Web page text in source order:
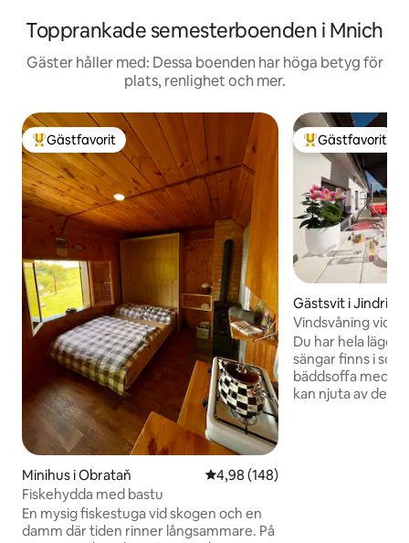
Topprankade semesterboenden i Mnich
Gäster håller med: Dessa boenden har höga betyg för
plats, renlighet och mer.
Populär gästfavorit
Gästfavorit
Minihus i Obrataň 4,98 av 5 i genomsnittligt
4,98 (148)
Fiskehydda med bastu
En mysig fiskestuga vid skogen och en
damm där tiden rinner långsammare. På
Populär
Gästfavorit
Gästsvit i
Vindsvåning vid
Du har hela
sängar finns i
bäddsoffa med
kan njuta av den